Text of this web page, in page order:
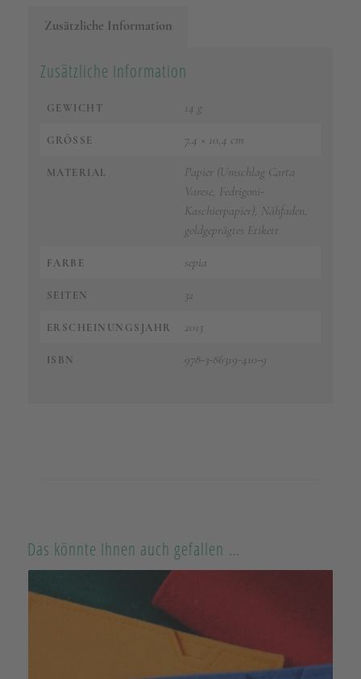
Zusätzliche Information
Zusätzliche Information
GEWICHT 14 g
GRÖSSE 7,4 × 10,4 cm
MATERIAL
Papier (Umschlag Carta
Varese, Fedrigoni-
Kaschierpapier), Nähfaden,
goldgeprägtes Etikett
FARBE sepia
SEITEN 32
ERSCHEINUNGSJAHR 2013
ISBN 978-3-86319-410-9
Das könnte Ihnen auch gefallen …